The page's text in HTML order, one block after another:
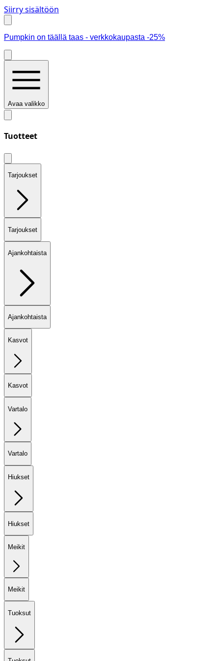
Siirry sisältöön
Pumpkin on täällä taas - verkkokaupasta -25%
Avaa valikko
Tuotteet
Tarjoukset
Tarjoukset
Ajankohtaista
Ajankohtaista
Kasvot
Kasvot
Vartalo
Vartalo
Hiukset
Hiukset
Meikit
Meikit
Tuoksut